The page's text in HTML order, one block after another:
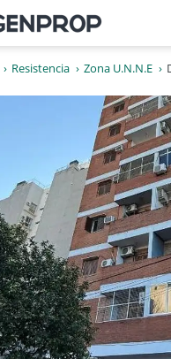
Resistencia Zona U.N.N.E